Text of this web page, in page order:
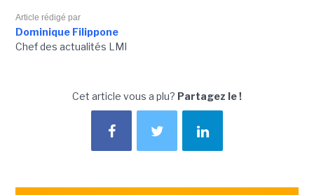
Article rédigé par
Dominique Filippone
Chef des actualités LMI
Cet article vous a plu? Partagez le !